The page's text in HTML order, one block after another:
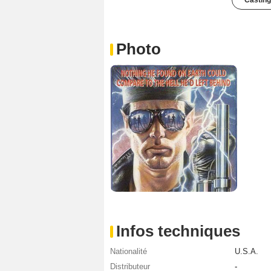
Photo
Infos techniques
Nationalité
U.S.A.
Distributeur
-